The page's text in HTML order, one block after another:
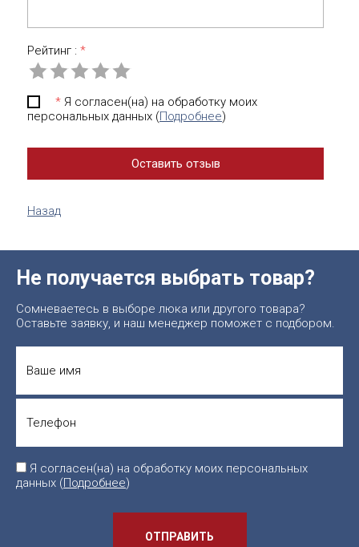
Рейтинг : *
* Я согласен(на) на обработку моих
персональных данных (Подробнее)
Назад
Не получается выбрать товар?
Сомневаетесь в выборе люка или другого товара?
Оставьте заявку, и наш менеджер поможет с подбором.
Я согласен(на) на обработку моих персональных
данных (Подробнее)
ОТПРАВИТЬ